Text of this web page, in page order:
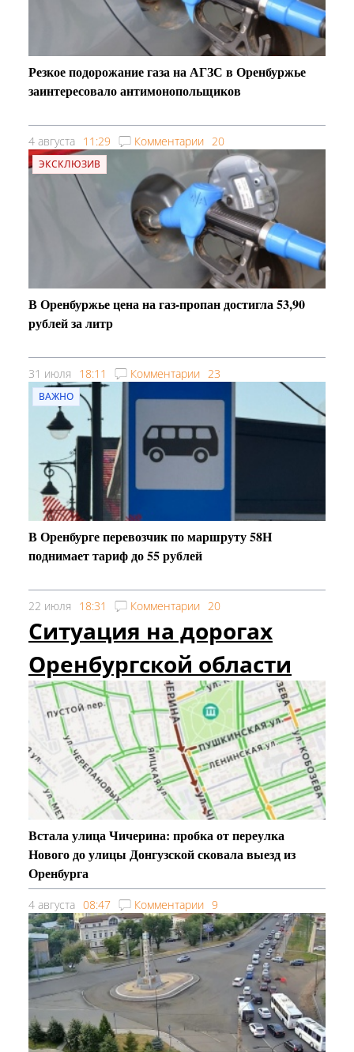
Резкое подорожание газа на АГЗС в Оренбуржье
заинтересовало антимонопольщиков
4 августа 11:29 Комментарии 20
ЭКСКЛЮЗИВ
В Оренбуржье цена на газ-пропан достигла 53,90
рублей за литр
31 июля 18:11 Комментарии 23
ВАЖНО
В Оренбурге перевозчик по маршруту 58Н
поднимает тариф до 55 рублей
22 июля 18:31 Комментарии 20
Ситуация на дорогах
Оренбургской области
Встала улица Чичерина: пробка от переулка
Нового до улицы Донгузской сковала выезд из
Оренбурга
4 августа 08:47 Комментарии 9